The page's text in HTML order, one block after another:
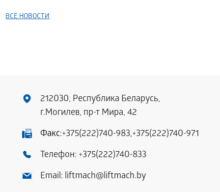
ВСЕ НОВОСТИ
212030, Республика Беларусь,
г.Могилев, пр-т Мира, 42
Факс:+375(222)740-983,+375(222)740-971
Телефон: +375(222)740-833
Email: liftmach@liftmach.by